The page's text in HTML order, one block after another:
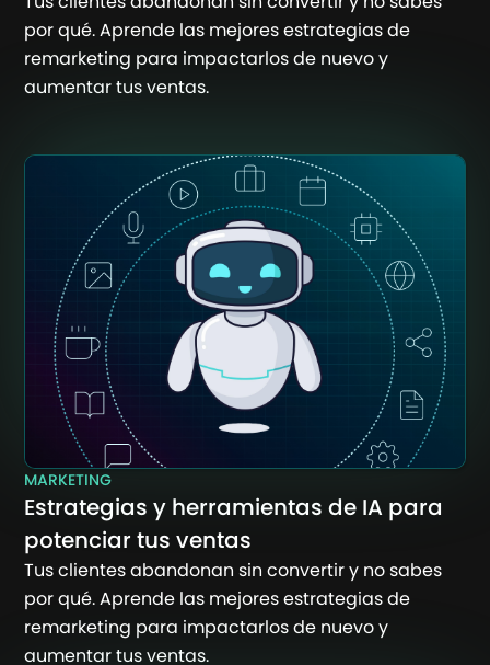
por qué. Aprende las mejores estrategias de
remarketing para impactarlos de nuevo y
aumentar tus ventas.
MARKETING
Estrategias y herramientas de IA para
potenciar tus ventas
Tus clientes abandonan sin convertir y no sabes
por qué. Aprende las mejores estrategias de
remarketing para impactarlos de nuevo y
aumentar tus ventas.